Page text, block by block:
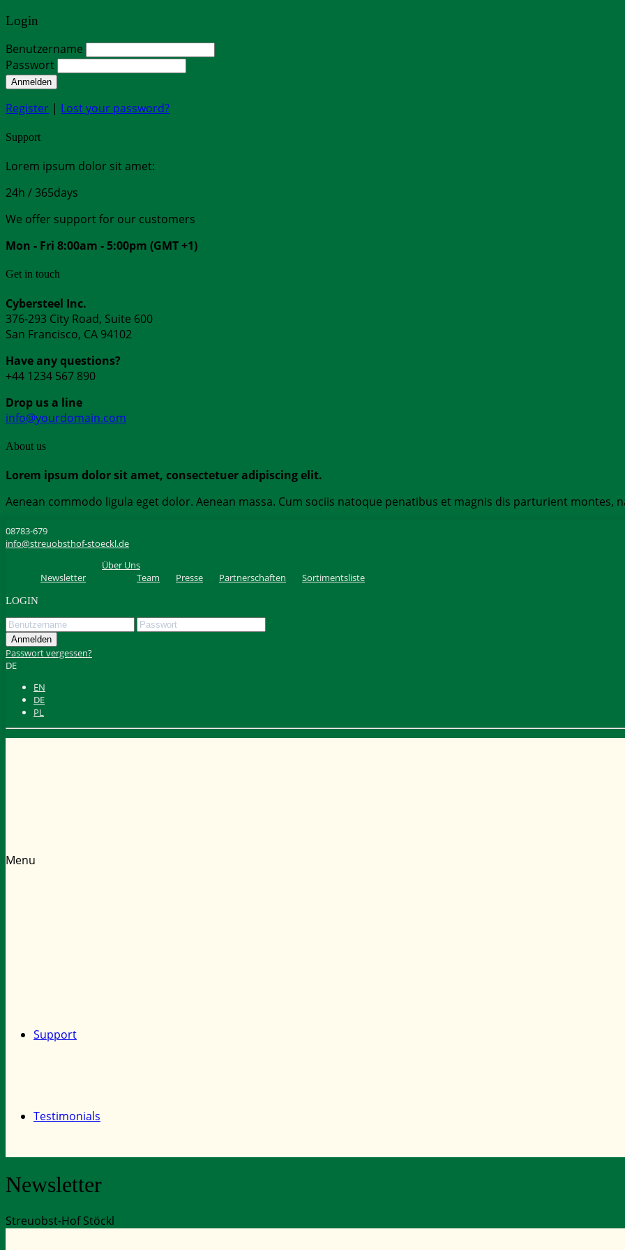
Login
Benutzername
Passwort
Anmelden
Register | Lost your password?
Support
Lorem ipsum dolor sit amet:
24h / 365days
We offer support for our customers
Mon - Fri 8:00am - 5:00pm (GMT +1)
Get in touch
Cybersteel Inc.
376-293 City Road, Suite 600
San Francisco, CA 94102
Have any questions?
+44 1234 567 890
Drop us a line
info@yourdomain.com
About us
Lorem ipsum dolor sit amet, consectetuer adipiscing elit.
Aenean commodo ligula eget dolor. Aenean massa. Cum sociis natoque penatibus et magnis dis parturient montes,
08783-679
info@streuobsthof-stoeckl.de
Newsletter
Über Uns
Team
Presse Partnerschaften Sortimentsliste
LOGIN
Passwort vergessen?
DE
EN
DE
PL
Menu
Support
Testimonials
Newsletter
Streuobst-Hof Stöckl